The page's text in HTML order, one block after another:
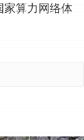
家算力网络体